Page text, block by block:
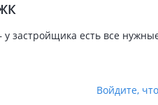
застройщика есть все
Войдите,